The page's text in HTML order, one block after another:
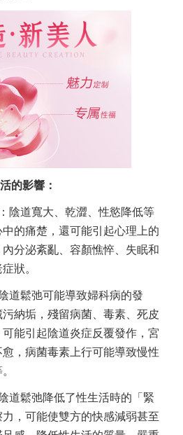
的影響：
陰道寬大、乾澀、性慾降低等
的痛楚，還可能引起心理上的
分泌紊亂、容顏憔悴、失眠和
狀。
道鬆弛可能導致婦科病的發
納垢，殘留病菌、毒素、死皮
能引起陰道炎症反覆發作，宮
，病菌毒素上行可能導致慢性
道鬆弛降低了性生活時的「緊
，可能使雙方的快感減弱甚至